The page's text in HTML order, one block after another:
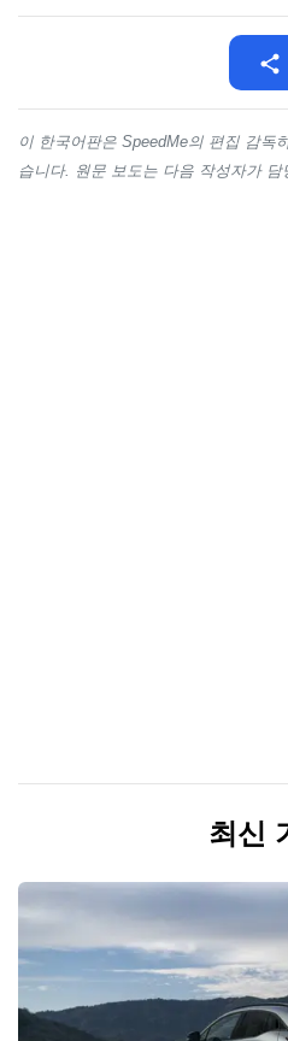
이 한국어판은 SpeedMe의 편집 감독
습니다. 원문 보도는 다음 작성자가
최신